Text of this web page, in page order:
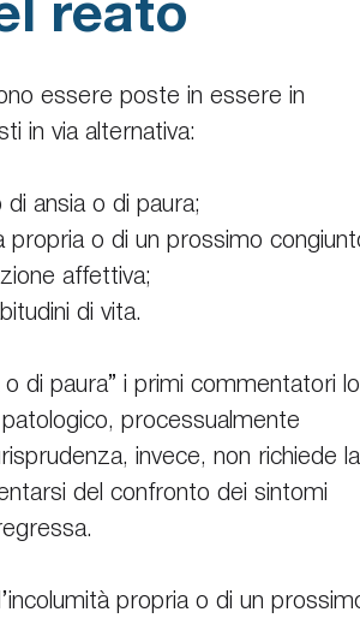
reato
essere poste in essere in
in via alternativa:
ansia o di paura;
propria o di un prossimo
affettiva;
di vita.
di paura” i primi commentatori lo
processualmente
invece, non richiede la
del confronto dei sintomi
propria o di un